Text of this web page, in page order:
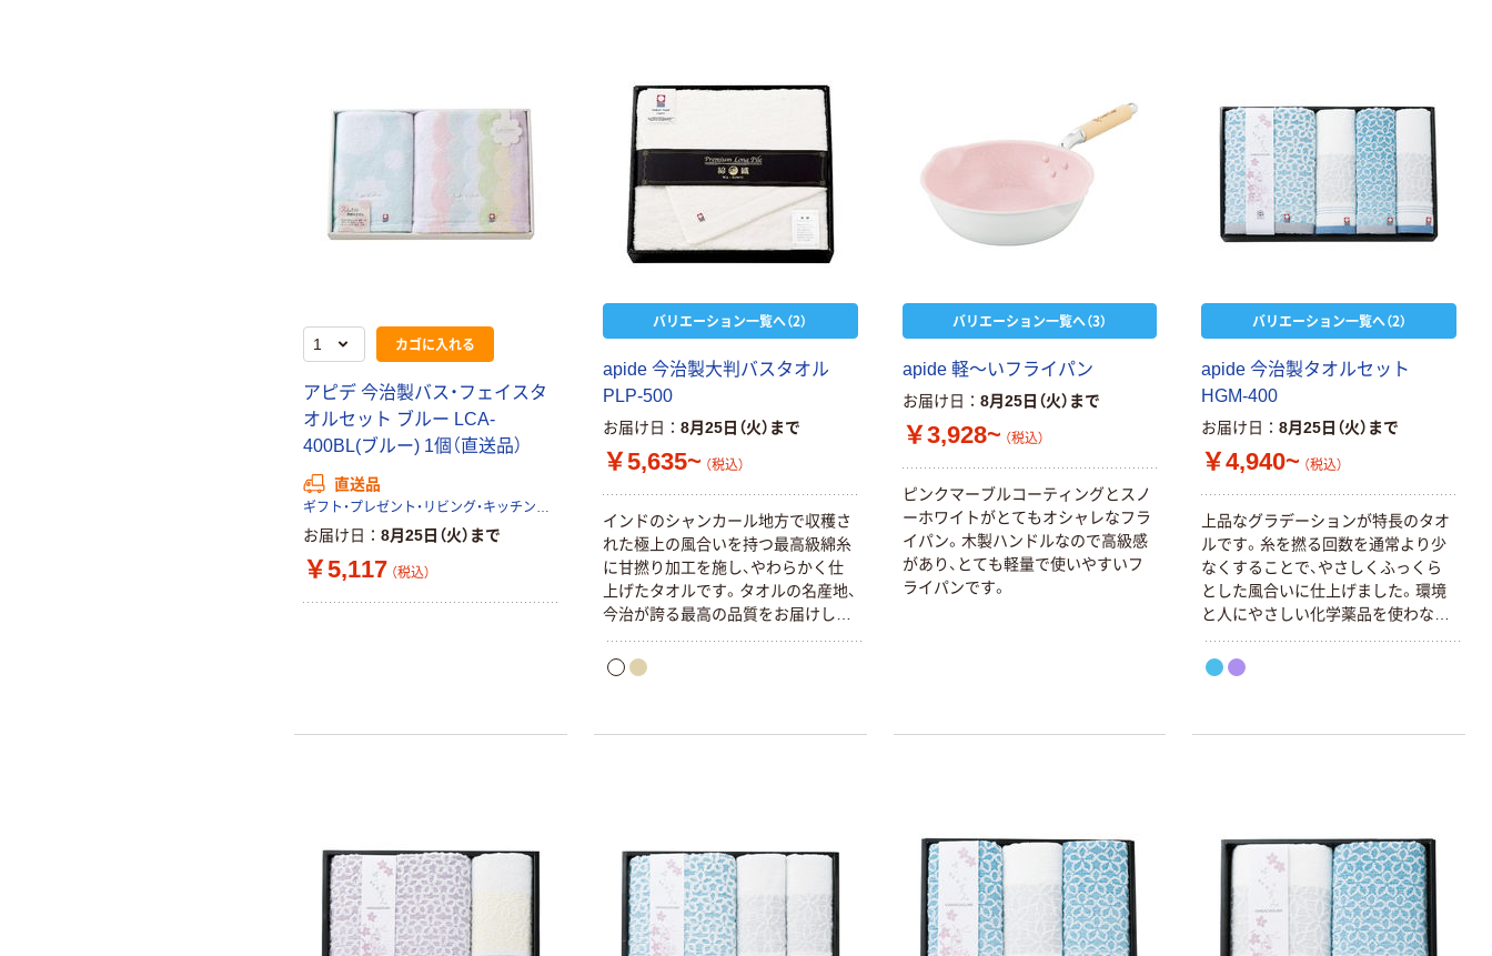
カゴに入れる
アピデ 今治製バス・フェイスタ
オルセット ブルー LCA-
400BL(ブルー) 1個（直送品）
直送品
お届け日 8月25日（火）まで
￥5,117 （税込）
バリエーション一覧へ（2）
apide 今治製大判バスタオル
PLP-500
お届け日 8月25日（火）まで
￥5,635~ （税込）
インドのシャンカール地方で収穫さ
れた極上の風合いを持つ最高級綿糸
に甘撚り加工を施し、やわらかく仕
上げたタオルです。タオルの名産地、
今治が誇る最高の品質をお届けしま
す。
バリエーション一覧へ（3）
apide 軽～いフライパン
お届け日 8月25日（火）まで
￥3,928~ （税込）
ピンクマーブルコーティングとスノ
ーホワイトがとてもオシャレなフラ
イパン。木製ハンドルなので高級感
があり、とても軽量で使いやすいフ
ライパンです。
バリエーション一覧へ（2）
apide 今治製タオルセット
HGM-400
お届け日 8月25日（火）まで
￥4,940~ （税込）
上品なグラデーションが特長のタオ
ルです。糸を撚る回数を通常より少
なくすることで、やさしくふっくら
とした風合いに仕上げました。環境
と人にやさしい化学薬品を使わない
方法で精練漂白しています。